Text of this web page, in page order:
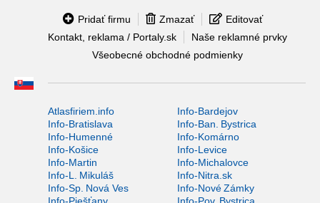
Pridať firmu Zmazať
Editovať
Kontakt, reklama / Portaly.sk
Naše reklamné prvky
Všeobecné obchodné podmienky
Atlasfiriem.info
Info-Bardejov
Info-Bratislava
Info-Ban. Bystrica
Info-Humenné
Info-Komárno
Info-Košice
Info-Levice
Info-Martin
Info-Michalovce
Info-L. Mikuláš
Info-Nitra.sk
Info-Sp. Nová Ves
Info-Nové Zámky
Info-Piešťany
Info-Pov. Bystrica